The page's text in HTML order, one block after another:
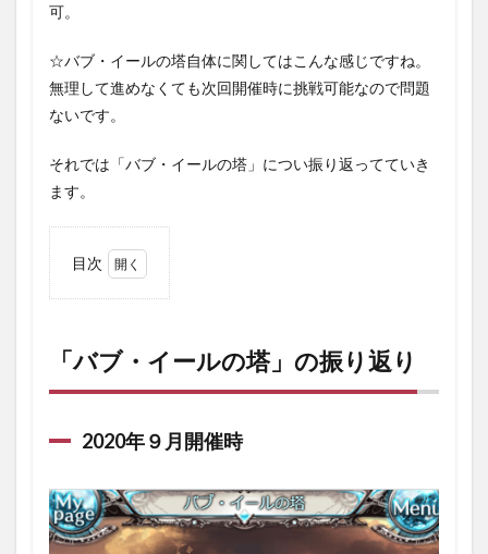
可。
☆バブ・イールの塔自体に関してはこんな感じですね。
無理して進めなくても次回開催時に挑戦可能なので問題
ないです。
それでは「バブ・イールの塔」につい振り返ってていき
ます。
目次
イー
ルの
塔」
り
2020
年９
月開
「バブ・イールの塔」の振り返り
2020年９月開催時